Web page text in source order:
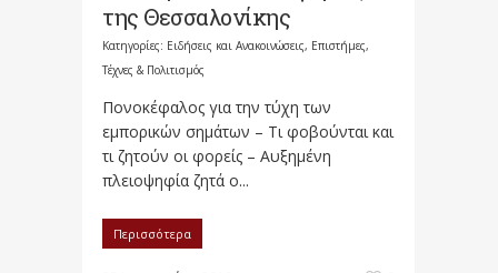
της Θεσσαλονίκης
Κατηγορίες: Ειδήσεις και Ανακοινώσεις, Επιστήμες,
Τέχνες & Πολιτισμός
Πονοκέφαλος για την τύχη των
εμπορικών σημάτων – Τι φοβούνται και
τι ζητούν οι φορείς – Αυξημένη
πλειοψηφία ζητά ο...
Περισσότερα